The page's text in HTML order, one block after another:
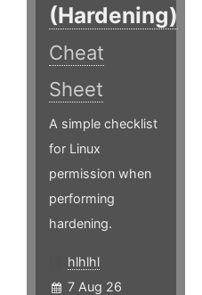
(Hardening)
Cheat
Sheet
A simple checklist
for Linux
permission when
performing
hardening.
hlhlhl
7 Aug 26